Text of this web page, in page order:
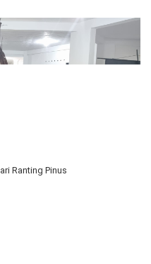
Ranting Pinus